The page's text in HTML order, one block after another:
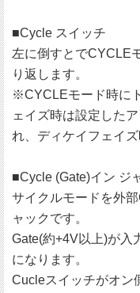
■Cycle スイッチ
左に倒すとでCYCLE
り返します。
※CYCLEモード時に
ェイズ時は設定した
れ、ディケイフェイ
■Cycle (Gate)イン ジ
サイクルモードを外
ャックです。
Gate(約+4V以上)が入
になります。
Cucleスイッチがオン